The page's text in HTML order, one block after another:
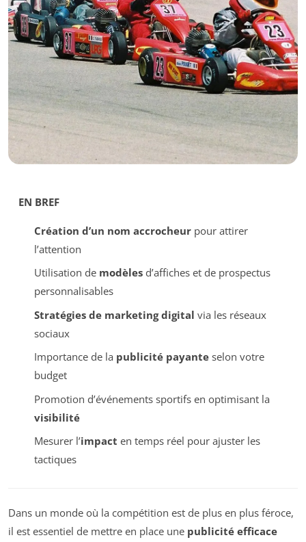
EN BREF
Création d’un nom accrocheurpour attirer
l’attention
Utilisation de modèlesd’affiches et de prospectus
personnalisables
Stratégies de marketing digital via les réseaux
sociaux
Importance de la publicité payanteselon votre
budget
Promotion d’événements sportifs en optimisant la
visibilité
Mesurer l’impact en temps réel pour ajuster les
tactiques
Dans un monde où la compétition est de plus en plus féroce,
il est essentiel de mettre en place une publicité efficace